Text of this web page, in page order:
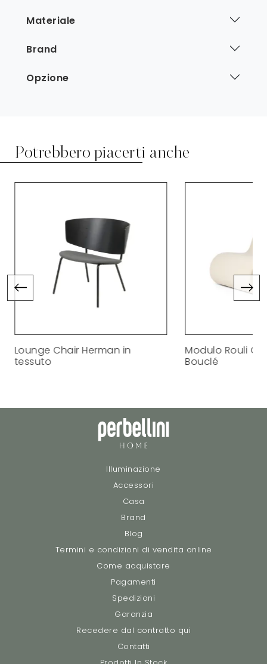
Materiale
Brand
Opzione
Potrebbero piacerti anche
Lounge Chair Herman in
tessuto
Modulo Rouli
Bouclé
Illuminazione
Accessori
Casa
Brand
Blog
Termini e condizioni di vendita online
Come acquistare
Pagamenti
Spedizioni
Garanzia
Recedere dal contratto qui
Contatti